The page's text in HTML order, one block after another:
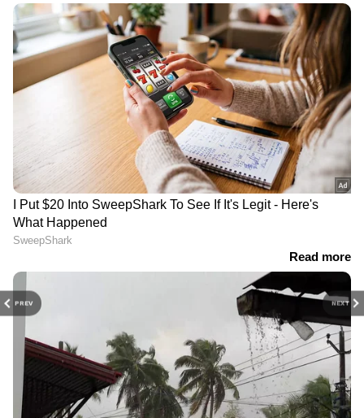
PREV NEXT
നിഗമനം; വയോധികൻ
മരിച്ച നിലയിൽ
സംഘത്തെ വിമർശിച്ച്
ഹൈക്കോടതി
പടിയിറങ്ങി എ എൻ
ഷംസീർ; തലശ്ശേരിയിലേക്ക്
യാത്രയായത് പ്രിയ
സഖാവിന്‍റെ
ചിത്രങ്ങളുമായി
വൈകീട്ട് വീട്ടിലേക്ക് നടന്നു
പോകുന്നതിനിടെ
അപ്രതീക്ഷിതമായി
സംഭവം, സിസിടിവി
ദൃശ്യങ്ങൾ കേന്ദ്രീകരിച്ച്
നടത്തിയ
അന്വേഷണത്തിൽ